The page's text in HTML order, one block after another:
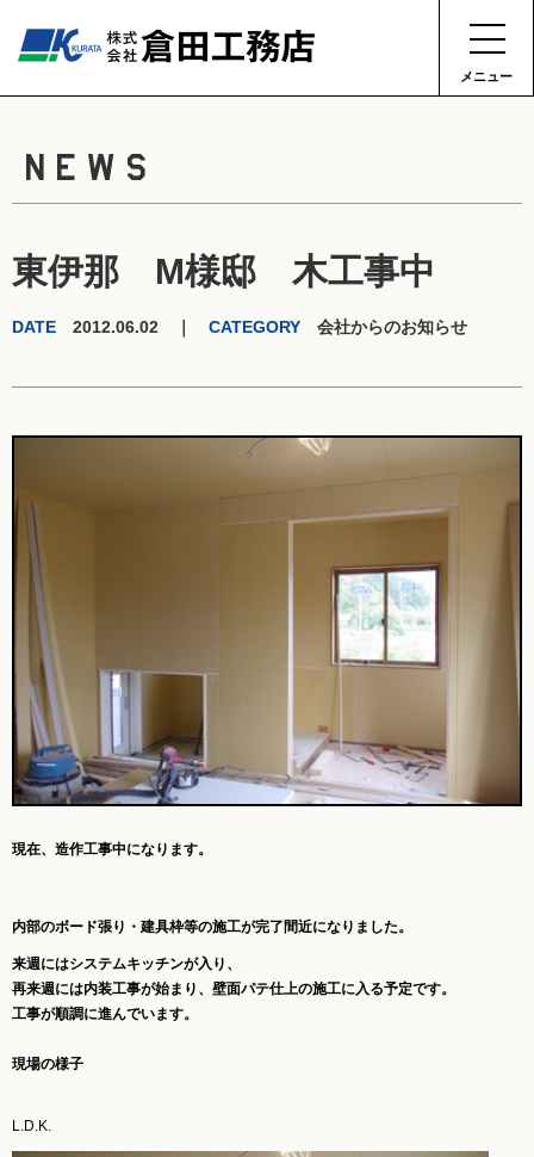
メニュー
NEWS
東伊那 M様邸 木工事中
DATE 2012.06.02 ｜ CATEGORY 会社からのお知らせ
現在、造作工事中になります。
内部のボード張り・建具枠等の施工が完了間近になりました。
来週にはシステムキッチンが入り、
再来週には内装工事が始まり、壁面パテ仕上の施工に入る予定です。
工事が順調に進んでいます。
現場の様子
L.D.K.